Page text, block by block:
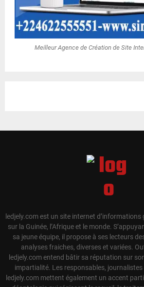
Meilleur Agence de Création de Site
ledjely.com est un site internet d’informations
sur la Guinée, l’Afrique et le monde.
sa jeune équipe, il propose à ses lecteurs
analyses fraiches, diverses et variées.
ledjely.com entend bâtir sa réputation sur
impartialité. Les responsables,
ledjely.com mettent également un accent